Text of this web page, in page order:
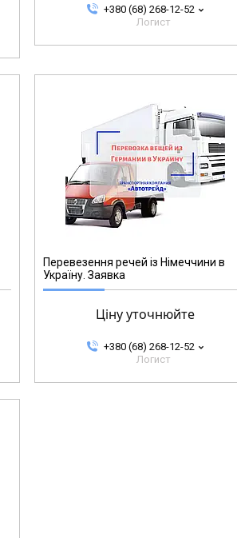
+380 (68) 268-12-52
Логист
Перевезення речей із Німеччини в
Україну. Заявка
Ціну уточнюйте
+380 (68) 268-12-52
Логист